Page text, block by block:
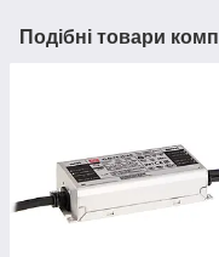
Подібні товари